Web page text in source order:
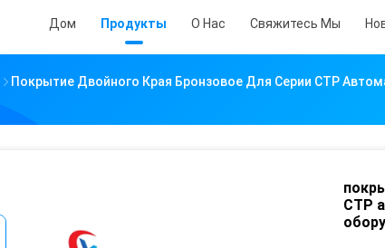
Дом Продукты О Нас Свяжитесь Мы
Покрытие Двойного Края Бронзовое Для Серии CTP
CTP